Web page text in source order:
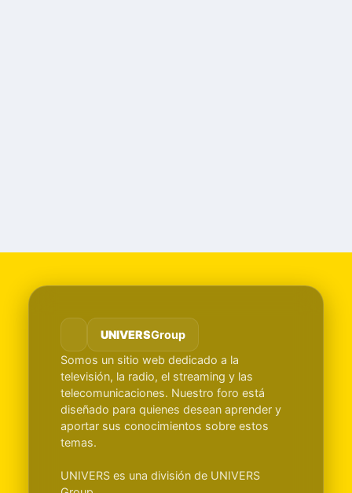
UNIVERSGroup
Somos un sitio web dedicado a la
televisión, la radio, el streaming y las
telecomunicaciones. Nuestro foro está
diseñado para quienes desean aprender y
aportar sus conocimientos sobre estos
temas.
UNIVERS es una división de UNIVERS